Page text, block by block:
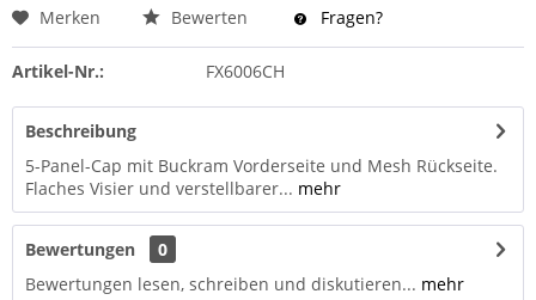
Merken Bewerten Fragen?
Artikel-Nr.: FX6006CH
Beschreibung
5-Panel-Cap mit Buckram Vorderseite und Mesh Rückseite.
Flaches Visier und verstellbarer... mehr
Bewertungen
0
Bewertungen lesen, schreiben und diskutieren... mehr